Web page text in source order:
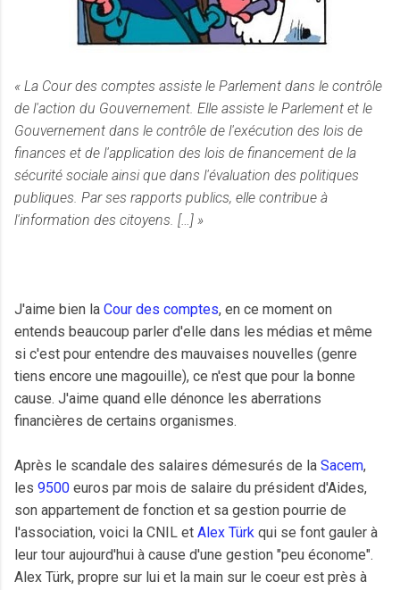
« La Cour des comptes assiste le Parlement dans le contrôle
de l'action du Gouvernement. Elle assiste le Parlement et le
Gouvernement dans le contrôle de l'exécution des lois de
finances et de l'application des lois de financement de la
sécurité sociale ainsi que dans l'évaluation des politiques
publiques. Par ses rapports publics, elle contribue à
l'information des citoyens. […] »
J'aime bien la Cour des comptes, en ce moment on
entends beaucoup parler d'elle dans les médias et même
si c'est pour entendre des mauvaises nouvelles (genre
tiens encore une magouille), ce n'est que pour la bonne
cause. J'aime quand elle dénonce les aberrations
financières de certains organismes.
Après le scandale des salaires démesurés de la Sacem,
les 9500 euros par mois de salaire du président d'Aides,
son appartement de fonction et sa gestion pourrie de
l'association, voici la CNIL et Alex Türk qui se font gauler à
leur tour aujourd'hui à cause d'une gestion "peu économe".
Alex Türk, propre sur lui et la main sur le coeur est près à